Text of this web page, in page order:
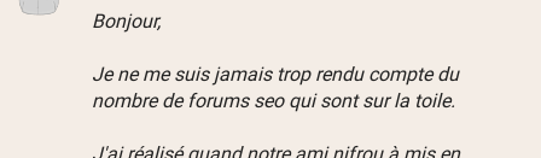
Bonjour,
Je ne me suis jamais trop rendu compte du
nombre de forums seo qui sont sur la toile.